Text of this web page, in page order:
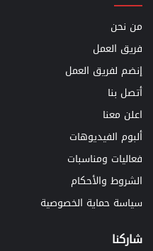
من نحن
فريق العمل
إنضم لفريق العمل
أتصل بنا
اعلن معنا
ألبوم الفيديوهات
فعاليات ومناسبات
الشروط والأحكام
سياسة حماية الخصوصية
شاركنا